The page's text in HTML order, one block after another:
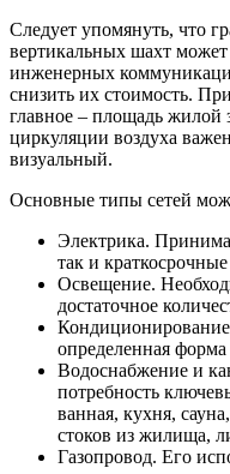
Следует упомянуть, что
вертикальных шахт
инженерных
снизить их стоимость.
главное – площадь жилой
циркуляции воздуха
визуальный.
Основные типы сетей
Электрика.
так и
Освещение.
достаточное
определенная форма
Водоснабжение и
потребность
ванная, кухня,
стоков из жилища,
Газопровод. Его